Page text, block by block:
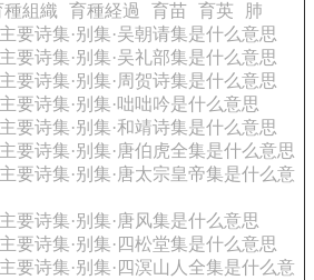
種組織 育種経過 育苗 育英
肺
要诗集·别集·吴朝请集是什么意思
要诗集·别集·吴礼部集是什么意思
要诗集·别集·周贺诗集是什么意思
要诗集·别集·咄咄吟是什么意思
要诗集·别集·和靖诗集是什么意思
要诗集·别集·唐伯虎全集是什么意思
要诗集·别集·唐太宗皇帝集是什么意
要诗集·别集·唐风集是什么意思
要诗集·别集·四松堂集是什么意思
要诗集·别集·四溟山人全集是什么意